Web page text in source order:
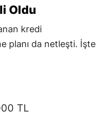
Oldu
kredi
planı da netleşti. İşte
TL